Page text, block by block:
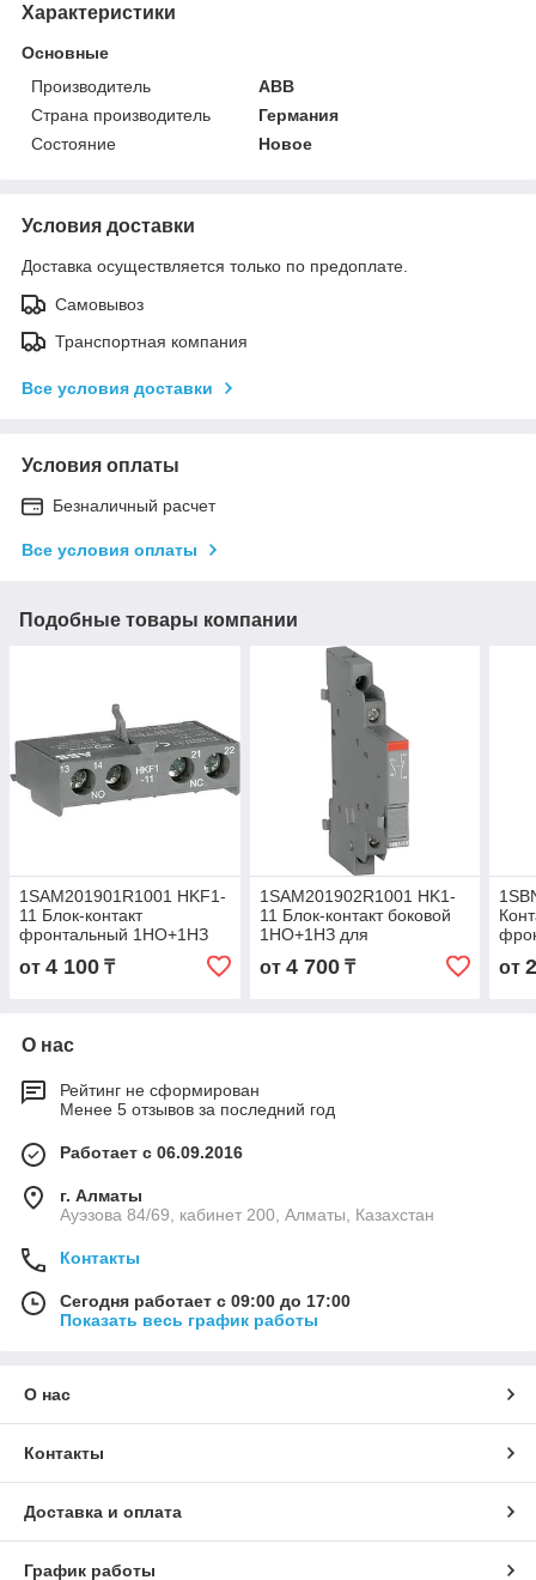
Характеристики
Основные
Производитель
ABB
Страна производитель
Германия
Состояние
Новое
Условия доставки
Доставка осуществляется только по предоплате.
Самовывоз
Транспортная компания
Все условия доставки
Условия оплаты
Безналичный расчет
Все условия оплаты
Подобные товары компании
1SAM201901R1001 HKF1-
11 Блок-контакт
фронтальный 1НО+1НЗ
для MS116/MS132
от 4 100 ₸
1SAM201902R1001 HK1-
11 Блок-контакт боковой
1НО+1НЗ для
MS116/MS132
от 4 700₸
NF
от
О нас
Рейтинг не сформирован
Менее 5 отзывов за последний год
Работает с 06.09.2016
г. Алматы
Ауэзова 84/69, кабинет 200, Алматы, Казахстан
Контакты
Сегодня работает с 09:00 до 17:00
Показать весь график работы
О нас
Контакты
Доставка и оплата
График работы